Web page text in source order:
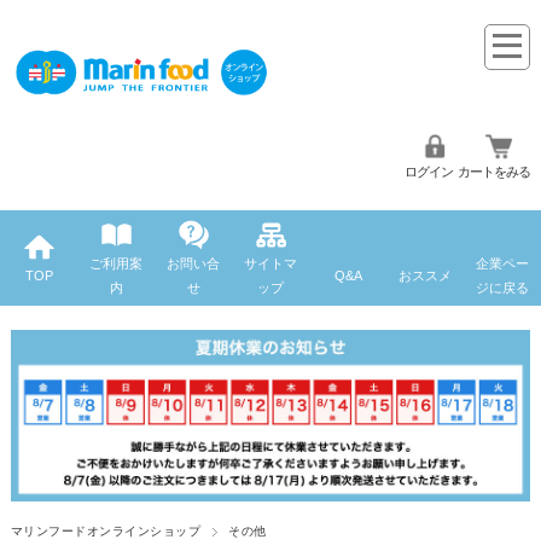
ログイン カートをみる
TOP
ご利用案
内
お問い合
せ
サイトマ
ップ
Q&A おススメ
企業ペー
ジに戻る
マリンフードオンラインショップ その他